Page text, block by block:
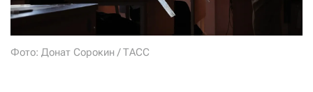
Фото: Донат Сорокин / ТАСС